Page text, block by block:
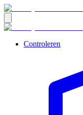
Controleren